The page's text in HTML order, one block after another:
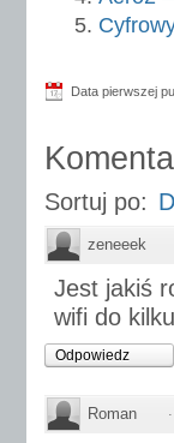
Data pierwszej
Sortuj po:
zeneeek
Jest jakiś
wifi do
Odpowiedz
Roman ·